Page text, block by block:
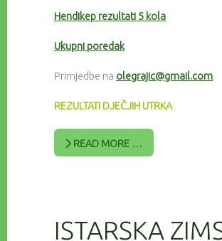
Hendikep rezultati 5 kola
Ukupni poredak
Primjedbe na olegrajic@gmail.com
REZULTATI DJEČJIH UTRKA
READ MORE …
ISTARSKA